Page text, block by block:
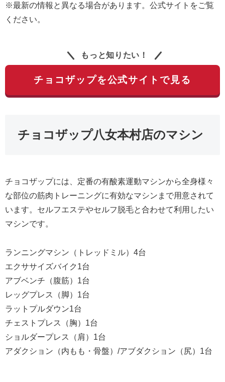
※最新の情報と異なる場合があります。公式サイトをご覧
ください。
もっと知りたい！
チョコザップを公式サイトで見る
チョコザップ八女本村店のマシン
チョコザップには、定番の有酸素運動マシンから全身様々
な部位の筋肉トレーニングに有効なマシンまで用意されて
います。セルフエステやセルフ脱毛と合わせて利用したい
マシンです。
ランニングマシン（トレッドミル）4台
エクササイズバイク1台
アブベンチ（腹筋）1台
レッグプレス（脚）1台
ラットプルダウン1台
チェストプレス（胸）1台
ショルダープレス（肩）1台
アダクション（内もも・骨盤）/アブダクション（尻）1台